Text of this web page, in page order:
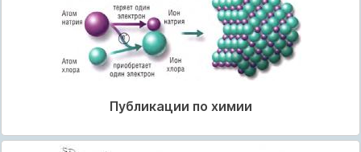
Публикации по химии